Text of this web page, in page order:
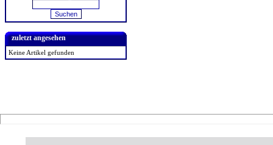
zuletzt angesehen
Keine Artikel gefunden